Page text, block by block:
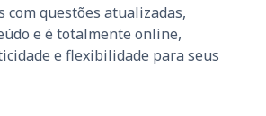
com questões atualizadas,
e é totalmente online,
e flexibilidade para seus